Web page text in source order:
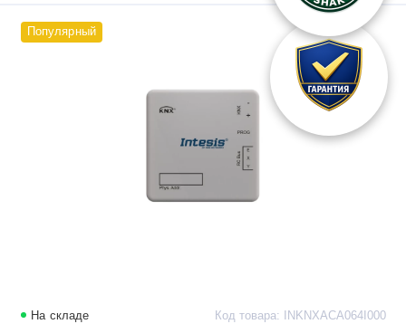
Популярный
На складе Код товара: INKNXACA064I000